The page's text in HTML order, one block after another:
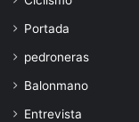
Portada
pedroneras
Balonmano
Entrevista